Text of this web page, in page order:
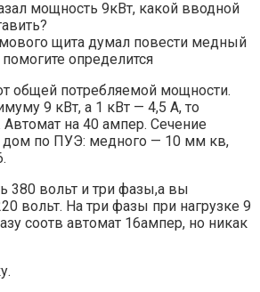
мощность 9кВт, какой вводной
щита думал повести медный
определится
общей потребляемой мощности.
9 кВт, а 1 кВт — 4,5 А, то
Автомат на 40 ампер. Сечение
дом по ПУЭ: медного — 10 мм кв,
380 вольт и три фазы,а вы
вольт. На три фазы при нагрузке 9
соотв автомат 16ампер, но никак